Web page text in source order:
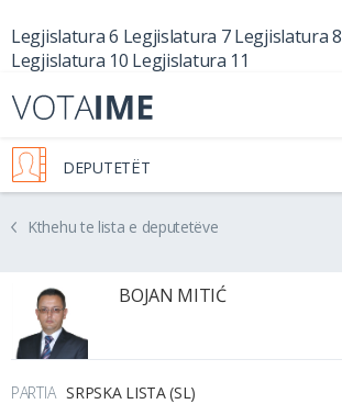
Legjislatura 6 Legjislatura 7 Legjislatura 8
Legjislatura 10 Legjislatura 11
DEPUTETËT
Kthehu te lista e deputetëve
BOJAN MITIĆ
PARTIA SRPSKA LISTA (SL)